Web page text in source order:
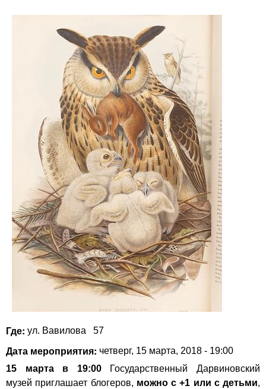
Где: ул. Вавилова 57
Дата мероприятия: четверг, 15 марта, 2018 - 19:00
15 марта в 19:00
Государственный Дарвиновский
музей приглашает блогеров, можно с +1 или с детьми,